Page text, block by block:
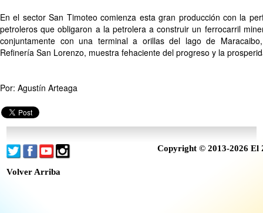
En el sector San Timoteo comienza esta gran producción con la
petroleros que obligaron a la petrolera a construir un ferrocarril
conjuntamente con una terminal a orillas del lago de
Refinería San Lorenzo, muestra fehaciente del progreso y la
Por: Agustín Arteaga
Copyright © 2013-2026 El
Volver Arriba